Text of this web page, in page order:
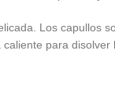
Los capullos
para